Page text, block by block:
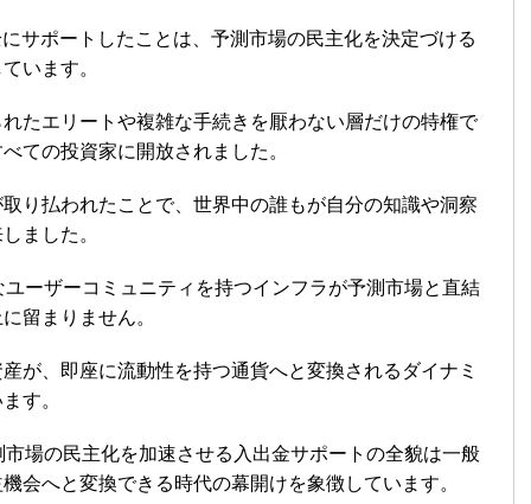
サポートしたことは、予測市場の民主化を決定づける
います。
たエリートや複雑な手続きを厭わない層だけの特権で
ての投資家に開放されました。
り払われたことで、世界中の誰もが自分の知識や洞察
ました。
ーザーコミュニティを持つインフラが予測市場と直結
留まりません。
が、即座に流動性を持つ通貨へと変換されるダイナミ
す。
場の民主化を加速させる入出金サポートの全貌は一般
会へと変換できる時代の幕開けを象徴しています。